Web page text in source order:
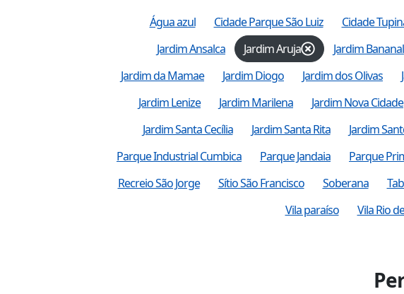
Água azul Cidade Parque São Luiz Cidade
Jardim Ansalca
Jardim Aruja Jardim Bananal
Jardim da Mamae
Jardim Diogo Jardim dos Olivas
Jardim Lenize
Jardim Marilena Jardim Nova Cidade
Jardim Santa Cecília
Jardim Santa Rita Jardim
Parque Industrial Cumbica
Parque Jandaia Parque
Recreio São Jorge
Sítio São Francisco Soberana
Vila paraíso
Vila Rio